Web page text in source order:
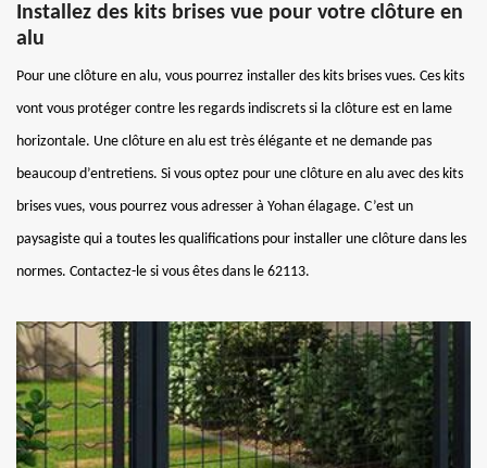
Installez des kits brises vue pour votre clôture en
alu
Pour une clôture en alu, vous pourrez installer des kits brises vues. Ces kits
vont vous protéger contre les regards indiscrets si la clôture est en lame
horizontale. Une clôture en alu est très élégante et ne demande pas
beaucoup d’entretiens. Si vous optez pour une clôture en alu avec des kits
brises vues, vous pourrez vous adresser à Yohan élagage. C’est un
paysagiste qui a toutes les qualifications pour installer une clôture dans les
normes. Contactez-le si vous êtes dans le 62113.